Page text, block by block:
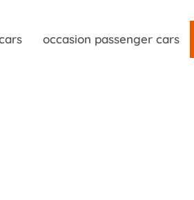
occasion passenger cars